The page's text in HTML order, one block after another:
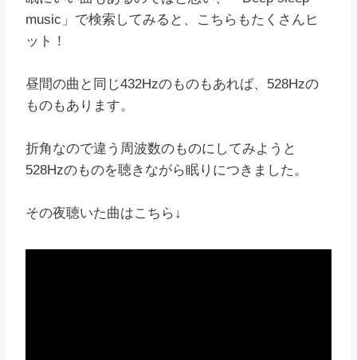
music」で検索してみると、こちらもたくさんヒ
ット！
昼間の曲と同じ432Hzのものもあれば、528Hzの
ものもあります。
折角なので違う周波数のものにしてみようと
528Hzのものを聴きながら眠りにつきました。
その夜聴いた曲はこちら↓